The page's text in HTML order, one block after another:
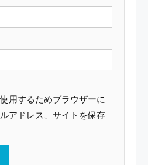
用するためブラウザーに
アドレス、サイトを保存